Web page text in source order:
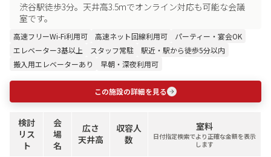
渋谷駅徒歩3分。天井高3.5mでオンライン対応も可能な会議
室です。
高速フリーWi-Fi利用可 高速ネット回線利用可
パーティー・宴会OK
エレベーター3基以上
スタッフ常駐
駅近・駅から徒歩5分以内
搬入用エレベーターあり
早朝・深夜利用可
この施設の詳細を見る
検討
リス
ト
会
場
名
広さ
天井高
収容人
数
室料
日付指定検索でより正確な金額を表示
します